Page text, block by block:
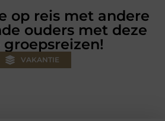
op reis met andere
ouders met deze
groepsreizen!
VAKANTIE